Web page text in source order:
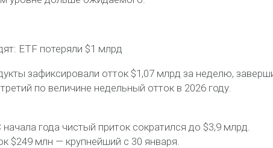
ETF потеряли $1 млрд
зафиксировали отток $1,07 млрд за неделю,
по величине недельный отток в 2026 году.
года чистый приток сократился до $3,9 млрд.
$249 млн — крупнейший с 30 января.